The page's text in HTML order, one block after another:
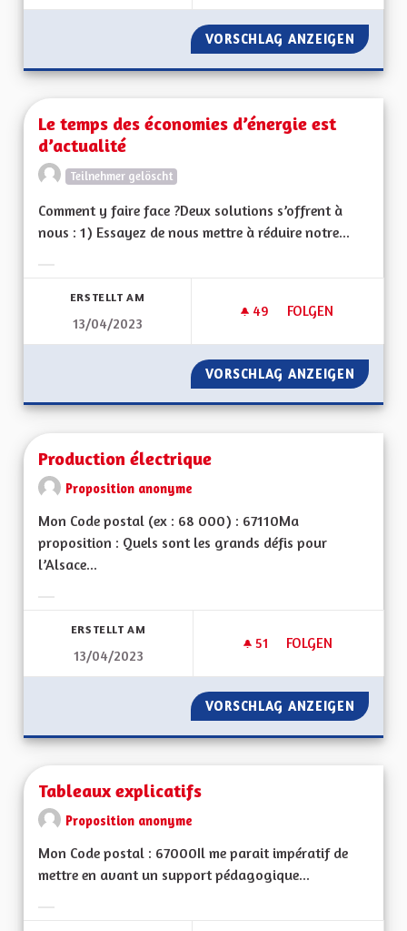
VORSCHLAG ANZEIGEN UNE
Le temps des économies d’énergie est
d’actualité
Teilnehmer gelöscht
Comment y faire face ?Deux solutions s’offrent à
nous : 1) Essayez de nous mettre à réduire notre...
ERSTELLT AM
13/04/2023
49 49 FOLLOWER
FOLGEN
LE TEMPS DES
VORSCHLAG ANZEIGEN LE
Production électrique
Proposition anonyme
Mon Code postal (ex : 68 000) : 67110Ma
proposition : Quels sont les grands défis pour
l’Alsace...
ERSTELLT AM
13/04/2023
51 51 FOLLOWER
FOLGEN
PRODUCTION
VORSCHLAG ANZEIGEN
Tableaux explicatifs
Proposition anonyme
Mon Code postal : 67000Il me parait impératif de
mettre en avant un support pédagogique...